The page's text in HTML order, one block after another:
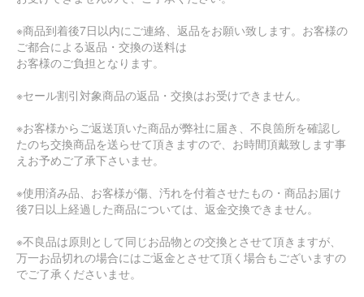
※商品到着後7日以内にご連絡、返品をお願い致します。お客様の
ご都合による返品・交換の送料は
お客様のご負担となります。
※セール割引対象商品の返品・交換はお受けできません。
※お客様からご返送頂いた商品が弊社に届き、不良箇所を確認し
たのち交換商品を送らせて頂きますので、お時間頂戴致します事
えお予めご了承下さいませ。
※使用済み品、お客様が傷、汚れを付着させたもの・商品お届け
後7日以上経過した商品については、返金交換できません。
※不良品は原則として同じお品物との交換とさせて頂きますが、
万一お品切れの場合にはご返金とさせて頂く場合もございますの
でご了承くださいませ。